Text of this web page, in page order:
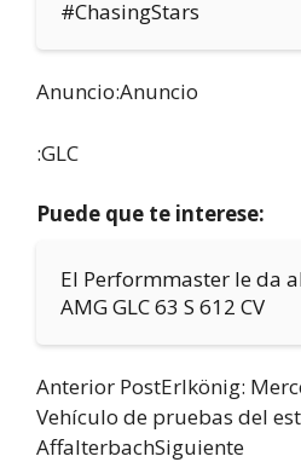
#ChasingStars
Anuncio:Anuncio
:GLC
Puede que te interese:
El Performmaster le da
AMG GLC 63 S 612 CV
Anterior PostErlkönig:
Vehículo de pruebas del
AffalterbachSiguiente